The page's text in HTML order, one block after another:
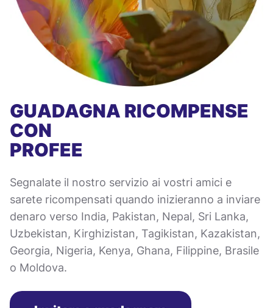
GUADAGNA RICOMPENSE
CON
PROFEE
Segnalate il nostro servizio ai vostri amici e
sarete ricompensati quando inizieranno a inviare
denaro verso India, Pakistan, Nepal, Sri Lanka,
Uzbekistan, Kirghizistan, Tagikistan, Kazakistan,
Georgia, Nigeria, Kenya, Ghana, Filippine, Brasile
o Moldova.